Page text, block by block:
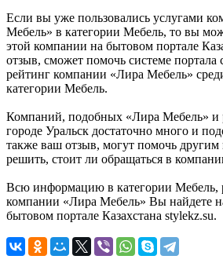
Если вы уже пользовались услугами
Мебель» в категории Мебель, то вы
этой компании на бытовом портале
отзыв, сможет помочь системе портала
рейтинг компании «Лира Мебель»
категории Мебель.
Компаний, подобных «Лира Мебель» и
городе Уральск достаточно много и
также ваш отзыв, могут помочь другим
решить, стоит ли обращаться в
Всю информацию в категории Мебель,
компании «Лира Мебель» Вы найдете
бытовом портале Казахстана stylekz.su.